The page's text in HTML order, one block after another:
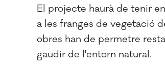
El projecte haurà de tenir
a les franges de vegetació
obres han de permetre
gaudir de l'entorn natural.